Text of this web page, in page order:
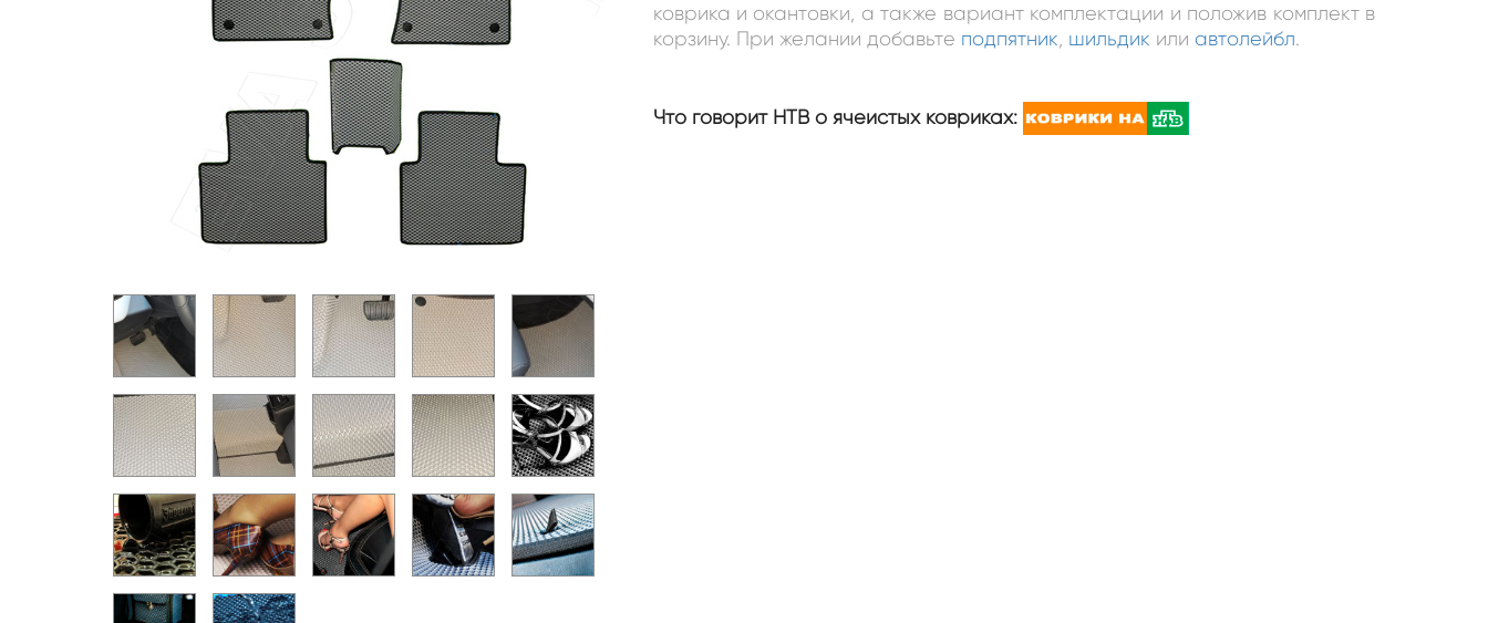
коврика и окантовки, а также вариант комплектации и положив комплект в
корзину. При желании добавьте подпятник шильдик или автолейбл.
Что говорит НТВ о ячеистых ковриках: